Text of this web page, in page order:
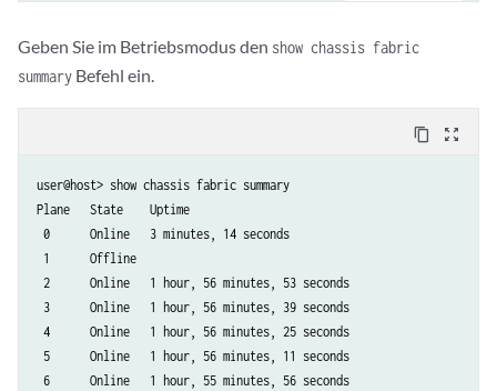
		  Plane 0: Plane enabled
      Plane 2: Plane enabled
      Plane 3: Plane enabled
      Plane 6: Plane enabled
      Plane 7: Plane enabled
  PFE #1
      Plane 0: Plane enabled
      Plane 1: Plane disabled  >>>>
      Plane 2: Plane enabled
      Plane 3: Plane enabled
      Plane 4: Plane enabled
      Plane 5: Plane enabled
Geben Sie im Betriebsmodus den show chassis fabric
summary Befehl ein.
content_copy zoom_out_map
user@host> show chassis fabric summary
Plane   State    Uptime
0      Online   3 minutes, 14 seconds
1      Offline
2      Online   1 hour, 56 minutes, 53 seconds
3      Online   1 hour, 56 minutes, 39 seconds
4      Online   1 hour, 56 minutes, 25 seconds
5      Online   1 hour, 56 minutes, 11 seconds
6      Online   1 hour, 55 minutes, 56 seconds